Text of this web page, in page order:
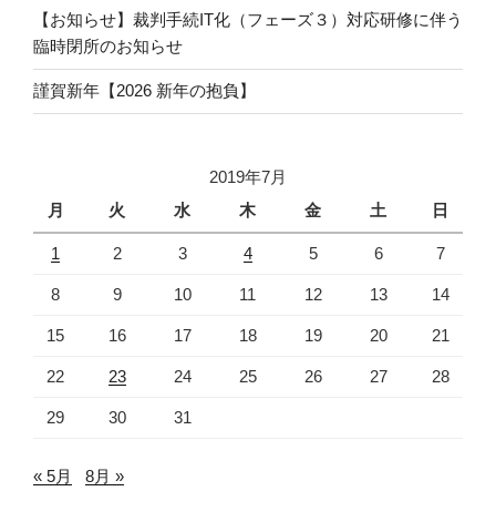
【お知らせ】裁判手続IT化（フェーズ３）対応研修に伴う
臨時閉所のお知らせ
謹賀新年【2026 新年の抱負】
2019年7月
月
火 水 木 金 土 日
1 2 3 4 5 6 7
8 9 10 11 12 13 14
15 16 17 18 19 20 21
22 23 24 25 26 27 28
29 30 31
« 5月 8月 »